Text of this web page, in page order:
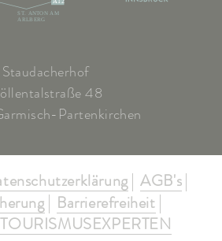
ST. ANTON AM
ARLBERG
Staudacherhof
48
Partenkirchen
AGB's
Barrierefreiheit